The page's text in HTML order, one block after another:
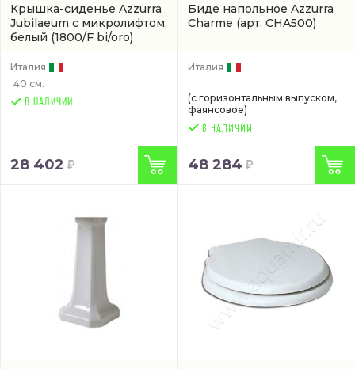
Крышка-сиденье Azzurra
Jubilaeum с микролифтом,
белый (1800/F bi/oro)
Италия
40 см.
В НАЛИЧИИ
28 402
Биде напольное Azzurra
Charme (арт. CHA500)
Италия
(с горизонтальным выпуском,
фаянсовое)
48 284